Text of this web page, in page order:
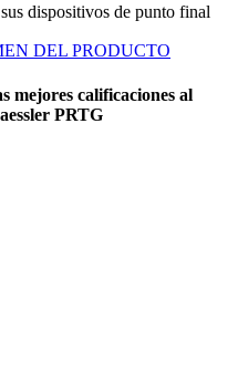
dispositivos de punto final
DEL PRODUCTO
mejores calificaciones al
PRTG